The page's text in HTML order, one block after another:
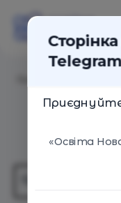
Telegram
«Освіта